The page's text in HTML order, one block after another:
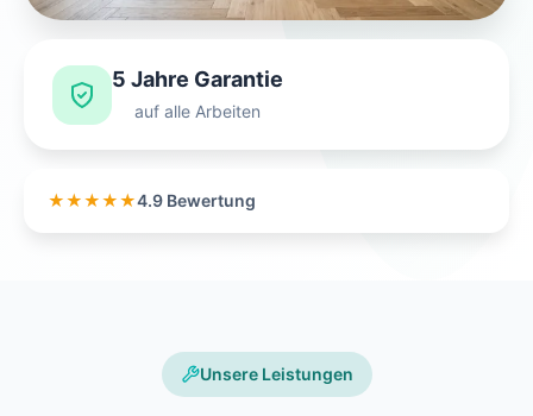
5 Jahre Garantie
auf alle Arbeiten
★★★★★4.9 Bewertung
Unsere Leistungen